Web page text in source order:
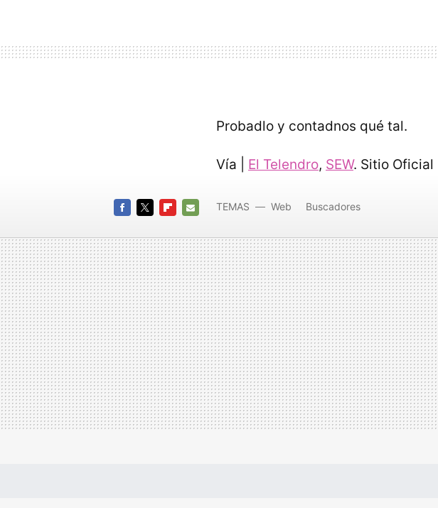
Probadlo y contadnos qué tal.
Vía | El Telendro, SEW. Sitio Oficial |
MAIL
TEMAS Web Buscadores